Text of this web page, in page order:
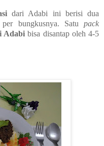
dari Adabi ini berisi dua
bungkusnya. Satu pack
Adabi bisa disantap oleh 4-5